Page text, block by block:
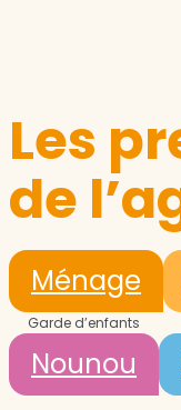
Les
de
Ménage
Garde d’enfants
Nounou